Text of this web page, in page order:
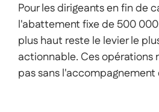
Pour les dirigeants en fin de
l'abattement fixe de 500
plus haut reste le levier le
actionnable. Ces opérations
pas sans